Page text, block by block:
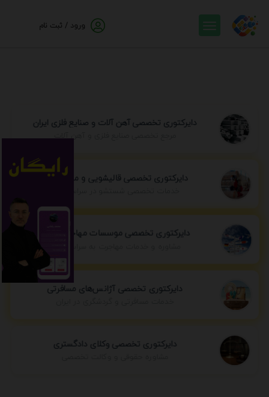
ورود / ثبت نام
دایرکتوری تخصصی آهن آلات و صنایع فلزی ایران
مرجع تخصصی صنایع فلزی و آهن آلات
دایرکتوری تخصصی قالیشویی و مبل شویی
دایرکتوری تخصصی موسسات مهاجرتی ایران
مشاوره و خدمات مهاجرت به سراسر جهان
دایرکتوری تخصصی آژانس‌های مسافرتی
دایرکتوری تخصصی وکلای دادگستری